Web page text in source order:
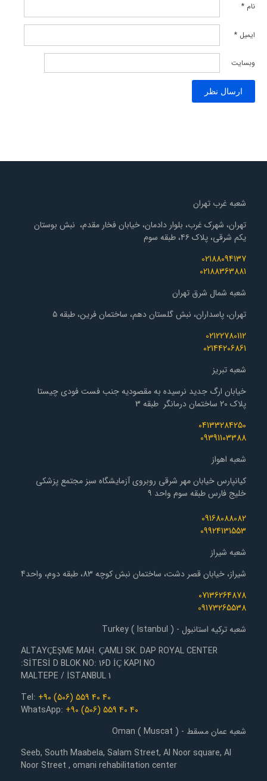
نام *
ایمیل *
وبسایت
شعبه غرب تهران
تهران، شهرک غرب، بلوار دادمان، خیابان فخار مقدم، نبش بوستان
یکم شرقی، پلاک ۴۶، طبقه سوم
02188094137
02188363881
شعبه شمال شرق تهران
تهران، پاسداران، نبش گلستان دهم، ساختمان فرین، طبقه ۵
02122780112
02144206861
شعبه تبریز
خیابان ارگ جدید نرسیده به مقصودیه جنب فست فودی چیستا
پلاک 20 ساختمان درمانگر طبقه 3
04133284250
09391103388
شعبه اهواز
کیانپارس خیابان مهر شرقی روبروی آزمایشگاه سبز مجتمع پزشکی
خلیج فارس طبقه سوم واحد ۹
09168088082
09924131553
شعبه شیراز
شیراز، خیابان قصر دشت، ساختمان نبش کوچه 83، طبقه دوم، واحد4
07136264878
09173265538
شعبه ترکیه استانبول - Turkey ( Istanbul )
ALTAYÇEŞME MAH. ÇAMLI SK. DAP ROYAL CENTER
SİTESİ D BLOK NO: 16D İÇ KAPI NO:
1 MALTEPE / İSTANBUL
Tel: +90 (506) 559 40 40
WhatsApp: +90 (506) 559 40 40
شعبه عمان مسقط - Oman ( Muscat )
Seeb, South Maabela, Salam Street, Al Noor square, Al
Noor Street , omani rehabilitation center